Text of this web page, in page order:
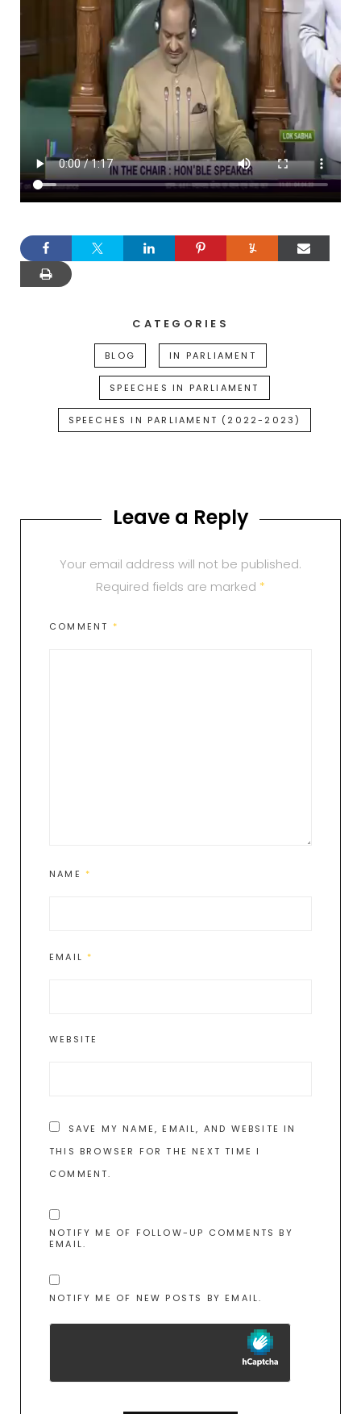
CATEGORIES
BLOG IN PARLIAMENT
SPEECHES IN PARLIAMENT
SPEECHES IN PARLIAMENT (2022-2023)
Leave a Reply
Your email address will not be published.
Required fields are marked *
COMMENT *
NAME *
EMAIL *
WEBSITE
SAVE MY NAME, EMAIL, AND WEBSITE IN
THIS BROWSER FOR THE NEXT TIME I
COMMENT.
NOTIFY ME OF FOLLOW-UP COMMENTS BY
EMAIL.
NOTIFY ME OF NEW POSTS BY EMAIL.